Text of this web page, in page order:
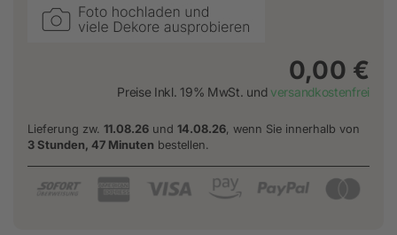
0,00 €
Preise Inkl. 19% MwSt. und versandkostenfrei
Lieferung zw. 11.08.26 und 14.08.26, wenn Sie innerhalb von
3 Stunden, 47 Minuten bestellen.